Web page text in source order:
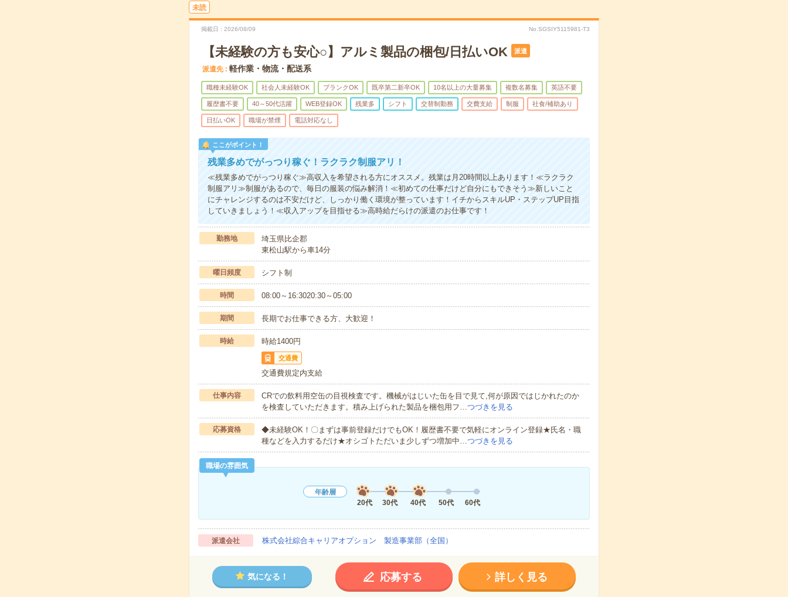
未読
掲載日 2026/08/09 No.SGSIY5115981-T3
【未経験の方も安心○】アルミ製品の梱包/日払いOK 派遣
派遣先 軽作業・物流・配送系
職種未経験OK 社会人未経験OK ブランクOK 既卒第二新卒OK 10名以上の大量募集 複数名募集 英語不要
履歴書不要 40～50代活躍 WEB登録OK 残業多 シフト 交替制勤務 交費支給 制服 社食/補助あり
日払いOK 職場が禁煙 電話対応なし
ここがポイント！
残業多めでがっつり稼ぐ！ラクラク制服アリ！
≪残業多めでがっつり稼ぐ≫高収入を希望される方にオススメ。残業は月20時間以上あります！≪ラクラク
制服アリ≫制服があるので、毎日の服装の悩み解消！≪初めての仕事だけど自分にもできそう≫新しいこと
にチャレンジするのは不安だけど、しっかり働く環境が整っています！イチからスキルUP・ステップUP目指
していきましょう！≪収入アップを目指せる≫高時給だらけの派遣のお仕事です！
勤務地
埼玉県比企郡
東松山駅から車14分
曜日頻度 シフト制
時間 08:00～16:3020:30～05:00
期間 長期でお仕事できる方、大歓迎！
時給 時給1400円
交通費
交通費規定内支給
仕事内容
CRでの飲料用空缶の目視検査です。機械がはじいた缶を目で見て,何が原因ではじかれたのか
を検査していただきます。積み上げられた製品を梱包用フ…つづきを見る
応募資格
◆未経験OK！〇まずは事前登録だけでもOK！履歴書不要で気軽にオンライン登録★氏名・職
種などを入力するだけ★オシゴトただいま少しずつ増加中…つづきを見る
職場の雰囲気
年齢層
20代
30代 40代 50代 60代
派遣会社 株式会社綜合キャリアオプション 製造事業部（全国）
気になる！ 応募する 詳しく見る